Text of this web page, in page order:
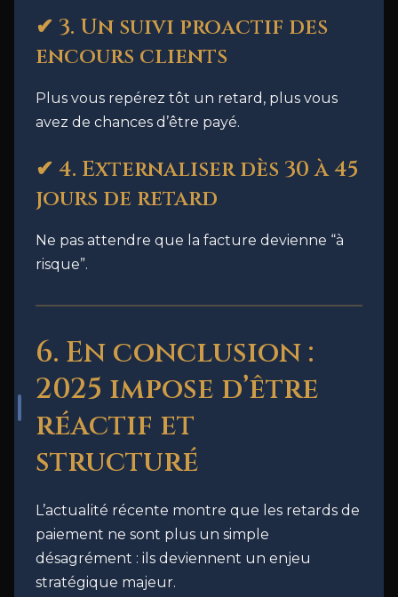
✔ 3. Un suivi proactif des
encours clients
Plus vous repérez tôt un retard, plus vous
avez de chances d’être payé.
✔ 4. Externaliser dès 30 à 45
jours de retard
Ne pas attendre que la facture devienne “à
risque”.
6. En conclusion :
2025 impose d’être
réactif et
structuré
L’actualité récente montre que les retards de
paiement ne sont plus un simple
désagrément : ils deviennent un enjeu
stratégique majeur.